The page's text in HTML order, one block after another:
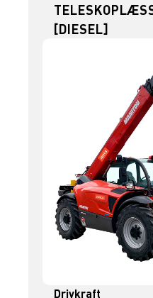
[DIESEL]
Drivkraft